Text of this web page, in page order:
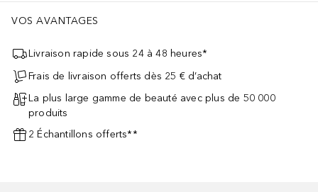
VOS AVANTAGES
Livraison rapide sous 24 à 48 heures*
Frais de livraison offerts dès 25 € d’achat
La plus large gamme de beauté avec plus de 50 000
produits
2 Échantillons offerts**